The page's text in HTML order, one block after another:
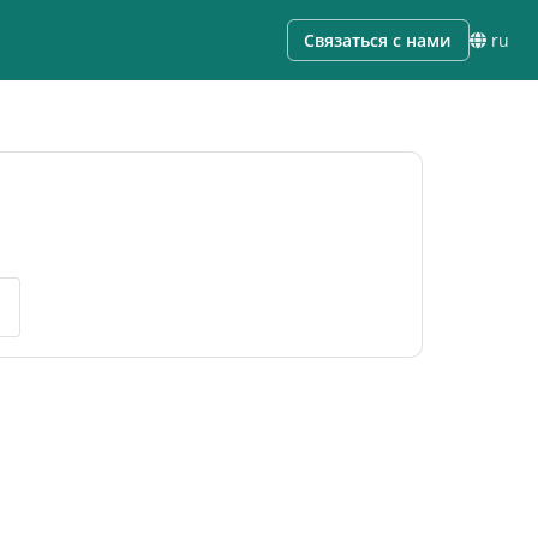
Связаться с нами ru